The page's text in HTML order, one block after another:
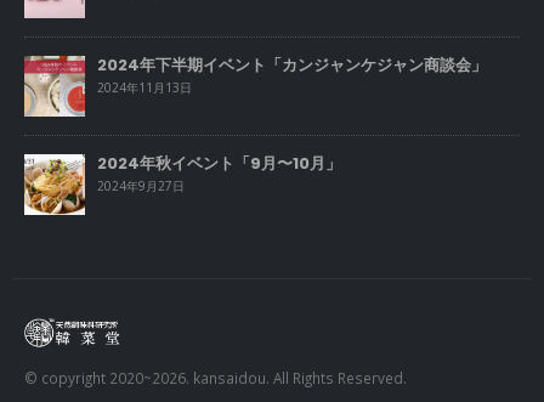
2024年下半期イベント「カンジャンケジャン商談会」
2024年11月13日
2024年秋イベント「9月〜10月」
2024年9月27日
© copyright 2020~2026. kansaidou. All Rights Reserved.